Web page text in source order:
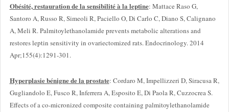
Obésité, restauration de la sensibilité à la leptine: Mattace Raso G,
Santoro A, Russo R, Simeoli R, Paciello O, Di Carlo C, Diano S, Calignano
A, Meli R. Palmitoylethanolamide prevents metabolic alterations and
restores leptin sensitivity in ovariectomized rats. Endocrinology. 2014
Apr;155(4):1291-301.
Hyperplasie bénigne de la prostate: Cordaro M, Impellizzeri D, Siracusa R,
Gugliandolo E, Fusco R, Inferrera A, Esposito E, Di Paola R, Cuzzocrea S.
Effects of a co-micronized composite containing palmitoylethanolamide